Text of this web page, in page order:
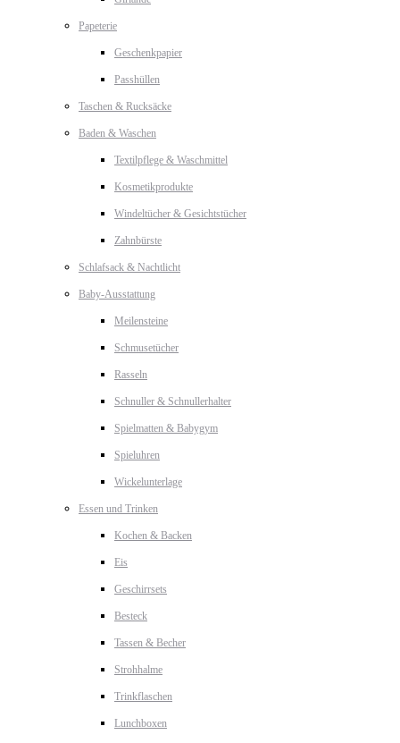
Papeterie
Geschenkpapier
Passhüllen
Taschen & Rucksäcke
Baden & Waschen
Textilpflege & Waschmittel
Kosmetikprodukte
Windeltücher & Gesichtstücher
Zahnbürste
Schlafsack & Nachtlicht
Baby-Ausstattung
Meilensteine
Schmusetücher
Rasseln
Schnuller & Schnullerhalter
Spielmatten & Babygym
Spieluhren
Wickelunterlage
Essen und Trinken
Kochen & Backen
Eis
Geschirrsets
Besteck
Tassen & Becher
Strohhalme
Trinkflaschen
Lunchboxen